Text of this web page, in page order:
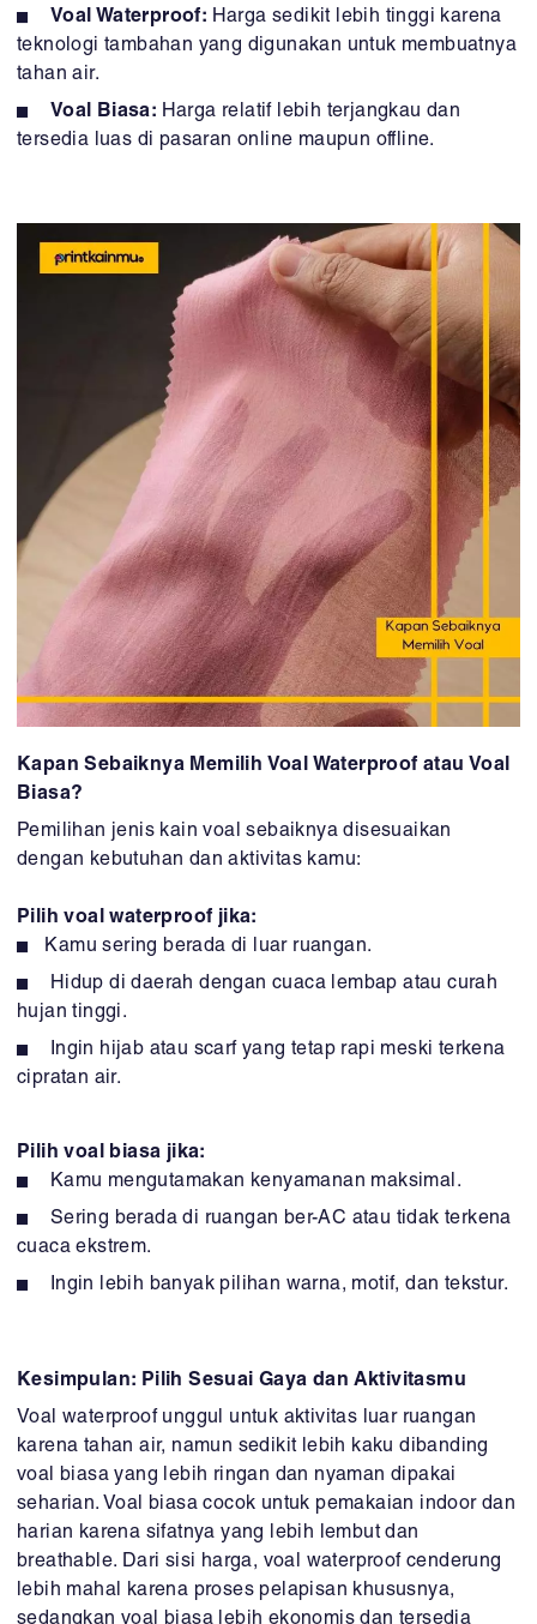
Voal Waterproof: Harga sedikit lebih tinggi karena
teknologi tambahan yang digunakan untuk membuatnya
tahan air.
Voal Biasa: Harga relatif lebih terjangkau dan
tersedia luas di pasaran online maupun offline.
Kapan Sebaiknya Memilih Voal Waterproof atau Voal
Biasa?
Pemilihan jenis kain voal sebaiknya disesuaikan
dengan kebutuhan dan aktivitas kamu:
Pilih voal waterproof jika:
Kamu sering berada di luar ruangan.
Hidup di daerah dengan cuaca lembap atau curah
hujan tinggi.
Ingin hijab atau scarf yang tetap rapi meski terkena
cipratan air.
Pilih voal biasa jika:
Kamu mengutamakan kenyamanan maksimal.
Sering berada di ruangan ber-AC atau tidak terkena
cuaca ekstrem.
Ingin lebih banyak pilihan warna, motif, dan tekstur.
Kesimpulan: Pilih Sesuai Gaya dan Aktivitasmu
Voal waterproof unggul untuk aktivitas luar ruangan
karena tahan air, namun sedikit lebih kaku dibanding
voal biasa yang lebih ringan dan nyaman dipakai
seharian. Voal biasa cocok untuk pemakaian indoor dan
harian karena sifatnya yang lebih lembut dan
breathable. Dari sisi harga, voal waterproof cenderung
lebih mahal karena proses pelapisan khususnya,